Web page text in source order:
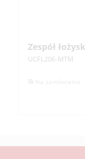
Zespół
UCFL206-MTM